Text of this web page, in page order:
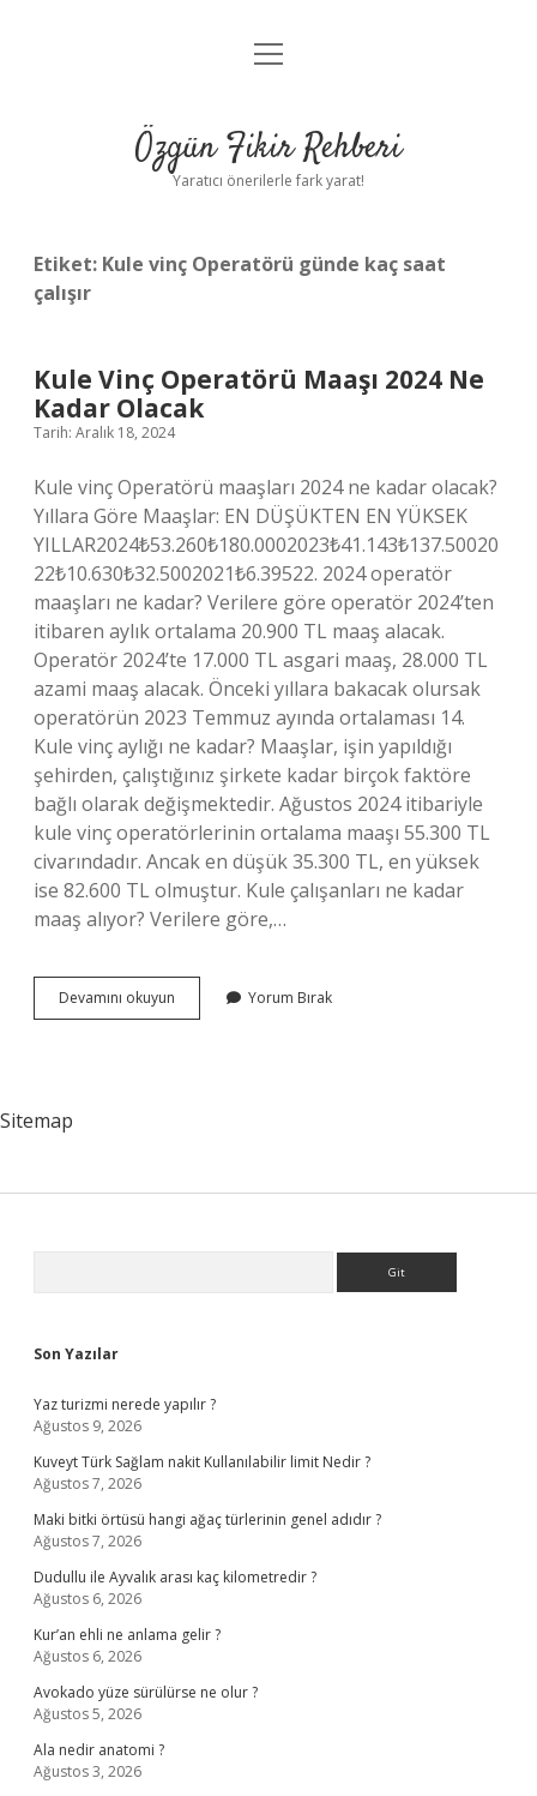
Gizlilik Politikası
Yasal Uyarı
menüyü
Özgün Fikir Rehberi
Yaratıcı önerilerle fark yarat!
Etiket: Kule vinç Operatörü günde kaç saat
çalışır
Kule Vinç Operatörü Maaşı 2024 Ne
Kadar Olacak
Tarih: Aralık 18, 2024
Kule vinç Operatörü maaşları 2024 ne kadar olacak?
Yıllara Göre Maaşlar: EN DÜŞÜKTEN EN YÜKSEK
YILLAR2024₺53.260₺180.0002023₺41.143₺137.50020
22₺10.630₺32.5002021₺6.39522. 2024 operatör
maaşları ne kadar? Verilere göre operatör 2024’ten
itibaren aylık ortalama 20.900 TL maaş alacak.
Operatör 2024’te 17.000 TL asgari maaş, 28.000 TL
azami maaş alacak. Önceki yıllara bakacak olursak
operatörün 2023 Temmuz ayında ortalaması 14.
Kule vinç aylığı ne kadar? Maaşlar, işin yapıldığı
şehirden, çalıştığınız şirkete kadar birçok faktöre
bağlı olarak değişmektedir. Ağustos 2024 itibariyle
kule vinç operatörlerinin ortalama maaşı 55.300 TL
civarındadır. Ancak en düşük 35.300 TL, en yüksek
ise 82.600 TL olmuştur. Kule çalışanları ne kadar
maaş alıyor? Verilere göre,…
Devamını okuyun
Vinç
Yorum Bırak
Sitemap
Son Yazılar
Yaz turizmi nerede yapılır ?
Ağustos 9, 2026
Kuveyt Türk Sağlam nakit Kullanılabilir limit Nedir ?
Ağustos 7, 2026
Maki bitki örtüsü hangi ağaç türlerinin genel adıdır ?
Ağustos 7, 2026
Dudullu ile Ayvalık arası kaç kilometredir ?
Ağustos 6, 2026
Kur’an ehli ne anlama gelir ?
Ağustos 6, 2026
Avokado yüze sürülürse ne olur ?
Ağustos 5, 2026
Ala nedir anatomi ?
Ağustos 3, 2026